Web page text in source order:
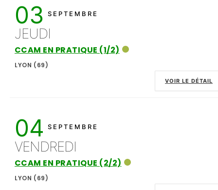
03 SEPTEMBRE
JEUDI
CCAM EN PRATIQUE (1/2)
LYON (69)
VOIR LE DÉTAIL
04 SEPTEMBRE
VENDREDI
CCAM EN PRATIQUE (2/2)
LYON (69)